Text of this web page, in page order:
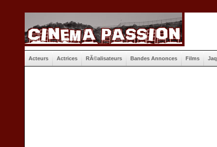
Acteurs Actrices RÃ©alisateurs Bandes Annonces Films